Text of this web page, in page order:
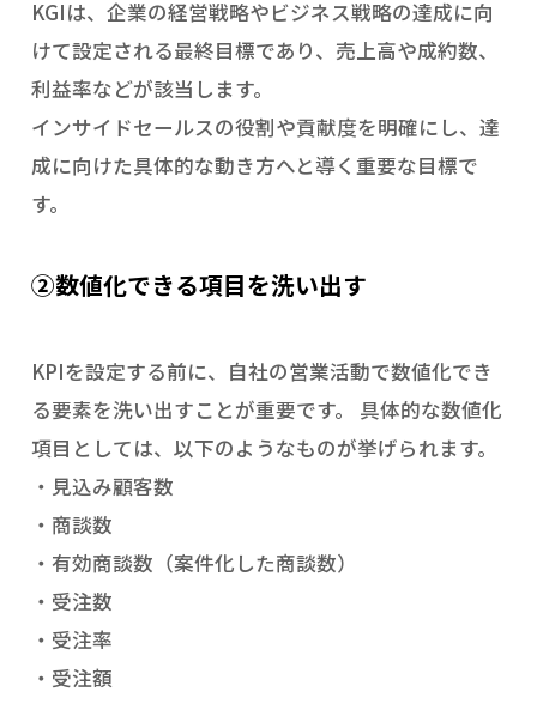
KGIは、企業の経営戦略やビジネス戦略の達成に向
けて設定される最終目標であり、売上高や成約数、
利益率などが該当します。
インサイドセールスの役割や貢献度を明確にし、達
成に向けた具体的な動き方へと導く重要な目標で
す。
②数値化できる項目を洗い出す
KPIを設定する前に、自社の営業活動で数値化でき
る要素を洗い出すことが重要です。 具体的な数値化
項目としては、以下のようなものが挙げられます。
見込み顧客数
商談数
有効商談数（案件化した商談数）
受注数
受注率
受注額